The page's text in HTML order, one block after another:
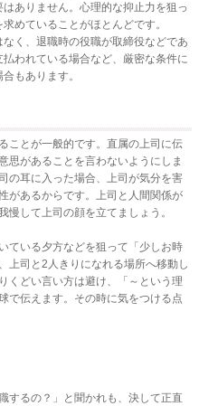
ありません。心理的な抑止力を狙っ
めていることがほとんどです。
く、退職時の役職が取締役などであ
われている場合など、厳密な条件に
もあります。
ことが一般的です。直属の上司に伝
思があることを言わないようにしま
の耳に入った場合、上司が気分を害
があるからです。上司と人間関係が
慢して上司の顔を立てましょう。
ている夕方などを狙って「少しお時
上司と2人きりになれる場所へ移動し
くどい言い方は避け、「～という理
で伝えます。その時に気をつける点
するの？」と聞かれも、決して正直